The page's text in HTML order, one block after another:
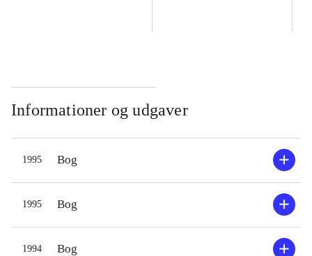
Informationer og udgaver
1995 Bog
1995 Bog
1994 Bog